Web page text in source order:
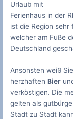
Urlaub mit
Ferienhaus in der
ist die Region
welcher am Fuße
Deutschland
Ansonsten weiß
herzhaftenBier
verköstigen. Die
gelten als
Stadt zu Stadt